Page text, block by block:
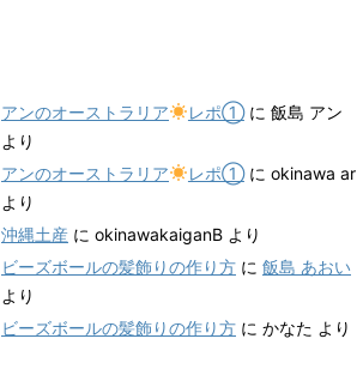
アンのオーストラリア レポ①に 飯島 アン
より
アンのオーストラリア
レポ①に okinawa ar
より
沖縄土産 に okinawakaiganB より
ビーズボールの髪飾りの作り方 に 飯島 あおい
より
ビーズボールの髪飾りの作り方 に かなた より